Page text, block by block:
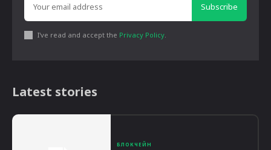
Subscribe
I've read and accept the Privacy Policy
Latest stories
БЛОКЧЕЙН